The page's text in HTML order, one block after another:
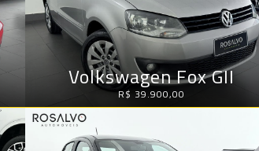
Volkswagen Fox GII
R$ 39.900,00